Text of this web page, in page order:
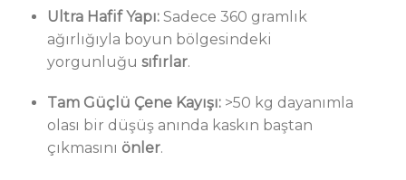
Ultra Hafif Yapı:Sadece 360 gramlık
ağırlığıyla boyun bölgesindeki
yorgunluğu sıfırlar.
Tam Güçlü Çene Kayışı:>50 kg dayanımla
olası bir düşüş anında kaskın baştan
çıkmasını önler.